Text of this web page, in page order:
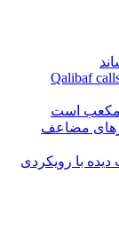
Qalibaf
مضاعف
با رویکردی